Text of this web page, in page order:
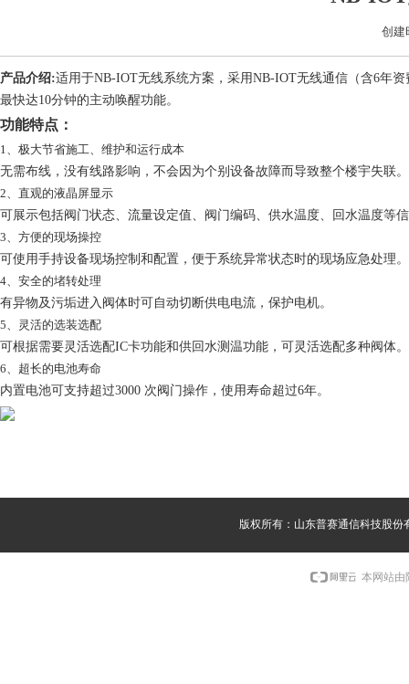
产品介绍:适用于NB-IOT无线系统方案，采用NB-IOT无线通信（含6年
最快达10分钟的主动唤醒功能。
功能特点：
1、极大节省施工、维护和运行成本
无需布线，没有线路影响，不会因为个别设备故障而导致整个楼宇失联
2、直观的液晶屏显示
可展示包括阀门状态、流量设定值、阀门编码、供水温度、回水温度等
3、方便的现场操控
可使用手持设备现场控制和配置，便于系统异常状态时的现场应急处理。
4、安全的堵转处理
有异物及污垢进入阀体时可自动切断供电电流，保护电机。
5、灵活的选装选配
可根据需要灵活选配IC卡功能和供回水测温功能，可灵活选配多种阀体。
6、超长的电池寿命
内置电池可支持超过3000 次阀门操作，使用寿命超过6年。
创建
版权所有：山东普赛通信科技股
本网站由